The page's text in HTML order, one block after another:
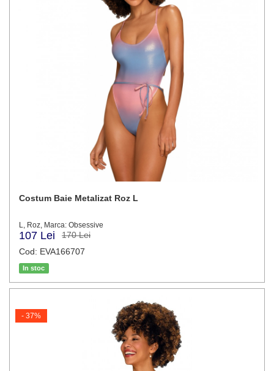
Costum Baie Metalizat Roz L
L, Roz, Marca: Obsessive
107 Lei
170 Lei
Cod: EVA166707
In stoc
- 37%